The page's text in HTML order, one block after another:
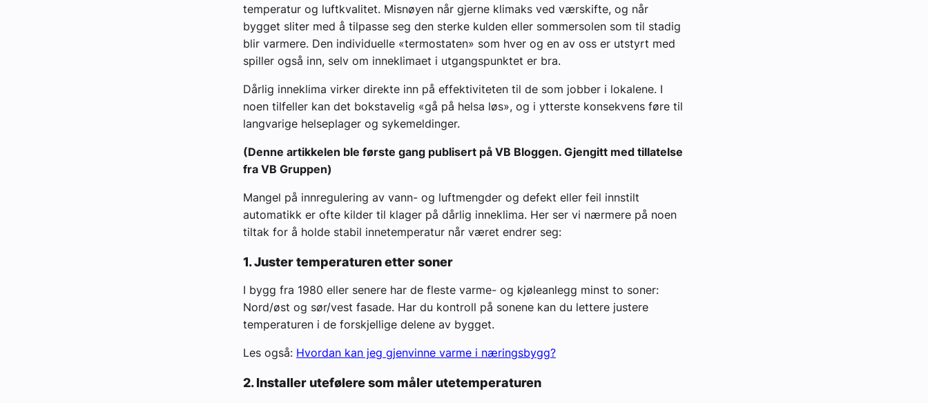
temperatur og luftkvalitet. Misnøyen når gjerne klimaks ved værskifte, og når
bygget sliter med å tilpasse seg den sterke kulden eller sommersolen som til stadig
blir varmere. Den individuelle «termostaten» som hver og en av oss er utstyrt med
spiller også inn, selv om inneklimaet i utgangspunktet er bra.
Dårlig inneklima virker direkte inn på effektiviteten til de som jobber i lokalene. I
noen tilfeller kan det bokstavelig «gå på helsa løs», og i ytterste konsekvens føre til
langvarige helseplager og sykemeldinger.
(Denne artikkelen ble første gang publisert på VB Bloggen. Gjengitt med tillatelse
fra VB Gruppen)
Mangel på innregulering av vann- og luftmengder og defekt eller feil innstilt
automatikk er ofte kilder til klager på dårlig inneklima. Her ser vi nærmere på noen
tiltak for å holde stabil innetemperatur når været endrer seg:
1. Juster temperaturen etter soner
I bygg fra 1980 eller senere har de fleste varme- og kjøleanlegg minst to soner:
Nord/øst og sør/vest fasade. Har du kontroll på sonene kan du lettere justere
temperaturen i de forskjellige delene av bygget.
Les også: Hvordan kan jeg gjenvinne varme i næringsbygg?
2. Installer utefølere som måler utetemperaturen